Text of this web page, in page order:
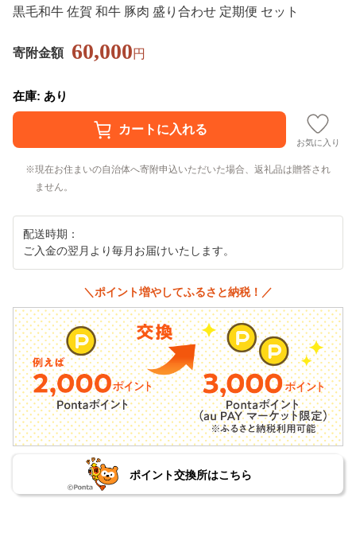
黒毛和牛 佐賀 和牛 豚肉 盛り合わせ 定期便 セット
寄附金額 60,000円
在庫: あり
お気に入り
現在お住まいの自治体へ寄附申込いただいた場合、返礼品は贈答され
ません。
配送時期：
ご入金の翌月より毎月お届けいたします。
＼ポイント増やしてふるさと納税！／
ポイント交換所はこちら